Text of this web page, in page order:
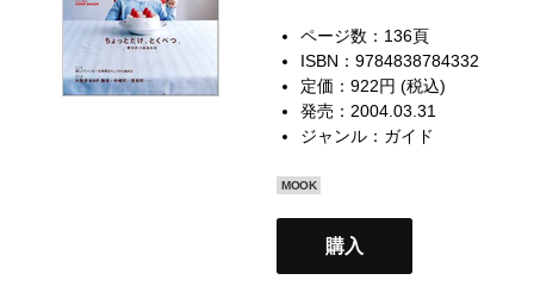
ページ数：136頁
ISBN：9784838784332
定価：922円 (税込)
発売：2004.03.31
ジャンル： ガイド
MOOK
購入